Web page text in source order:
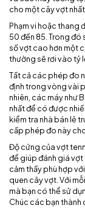
cho một cây vợt nhất
Phạm vi hoặc thang
50 đến 85. Trong đó
số vợt cao hơn một
thường sẽ rơi vào tỷ
Tất cả các phép đo
định trong vòng vài
nhiên, các máy như
nhất để có được
kiểm tra nhà bán lẻ
cấp phép đo này
Độ cứng của vợt
để giúp đánh giá vợt
cảm thấy phù hợp
quen cây vợt. Với
mà bạn có thể sử
Chúc các bạn thành